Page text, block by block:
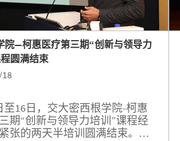
院—柯惠医疗第三期“创新与领导力
圆满结束
至16日，交大密西根学院-柯惠
期“创新与领导力培训”课程经
张的两天半培训圆满结束。该